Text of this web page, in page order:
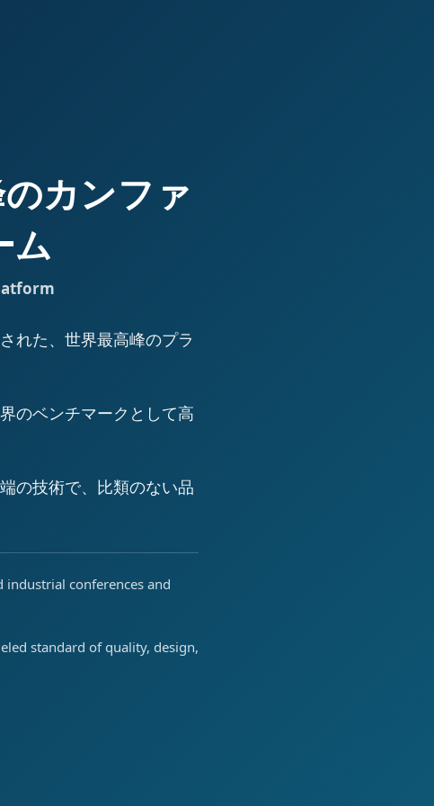
カンファ
ム
れた、世界最高峰のプラ
のベンチマークとして高
の技術で、比類のない品
industrial conferences and
standard of quality, design,